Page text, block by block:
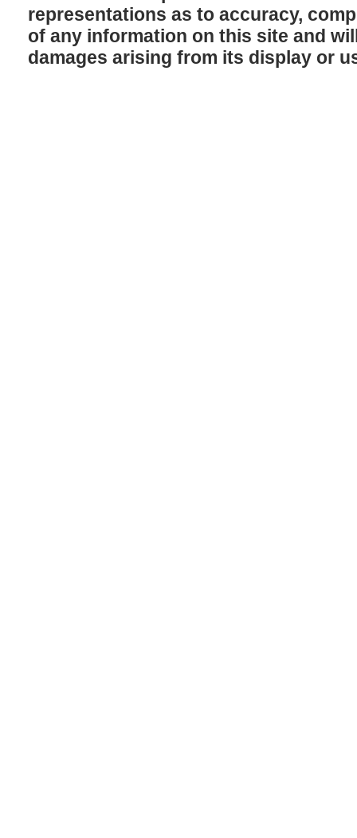
representations as to accuracy,
of any information on this site and
damages arising from its display or